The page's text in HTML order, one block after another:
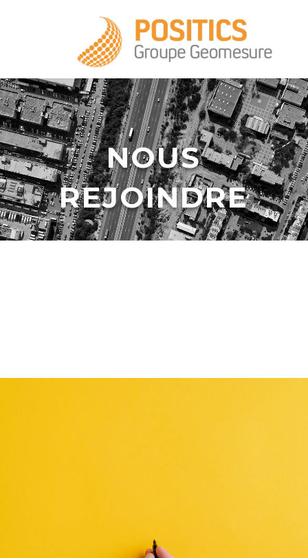
NOUS
REJOINDRE
+33 1 39 16 20 28
infos@positics.fr